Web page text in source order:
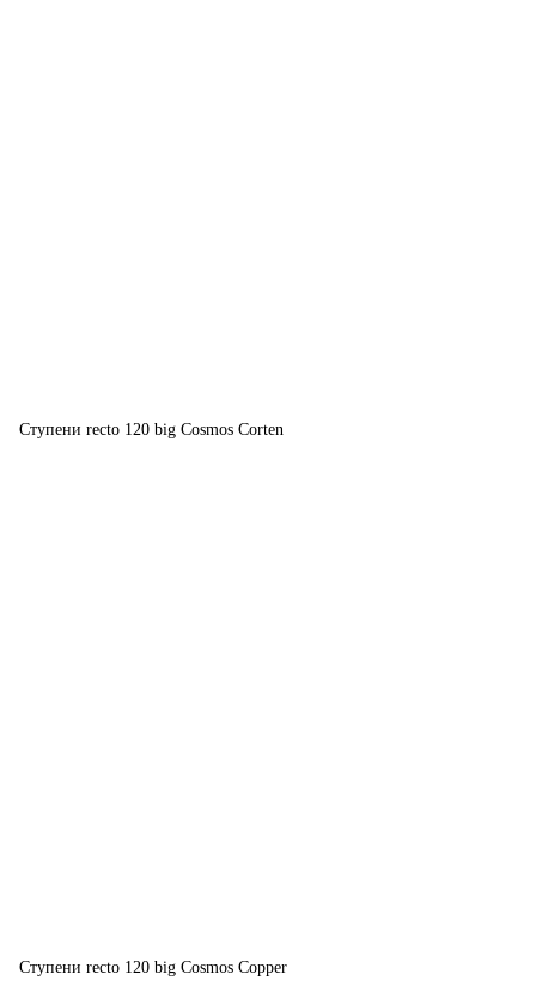
Ступени recto 120 big Cosmos Corten
Ступени recto 120 big Cosmos Copper